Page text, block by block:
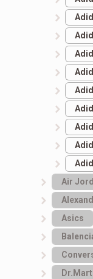
Air
Asics